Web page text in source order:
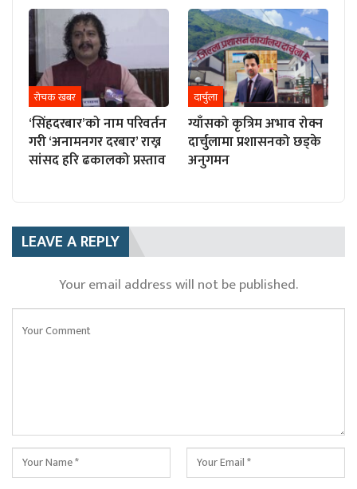
रोचक खबर
‘सिंहदरबार’को नाम परिवर्तन
गरी ‘अनामनगर दरबार’ राख्न
सांसद हरि ढकालको प्रस्ताव
दार्चुला
ग्याँसको कृत्रिम अभाव रोक्न
दार्चुलामा प्रशासनको छड्के
अनुगमन
LEAVE A REPLY
Your email address will not be published.